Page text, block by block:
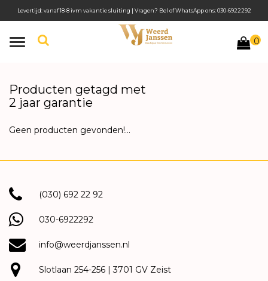
Toggle
0
Levertijd: vanaf 18-8 ivm vakantie sluiting | Vragen? Bel of WhatsApp ons: 030-6922292
Producten getagd met
2 jaar garantie
Geen producten gevonden!...
(030) 692 22 92
030-6922292
info@weerdjanssen.nl
Slotlaan 254-256 | 3701 GV Zeist